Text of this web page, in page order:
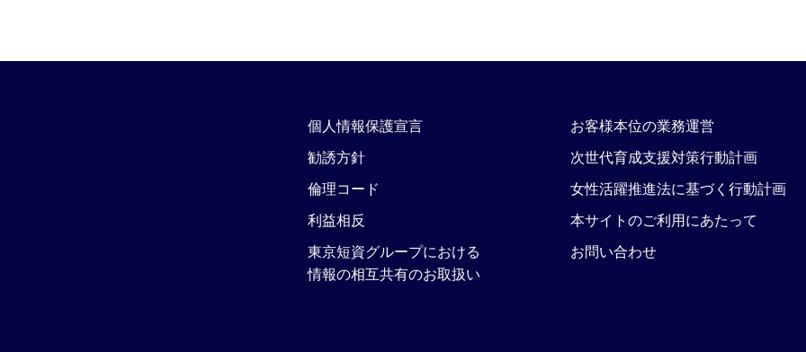
個人情報保護宣言
勧誘方針
倫理コード
利益相反
東京短資グループにおける
情報の相互共有のお取扱い
お客様本位の業務運営
次世代育成支援対策行動計画
女性活躍推進法に基づく行動計画
本サイトのご利用にあたって
お問い合わせ